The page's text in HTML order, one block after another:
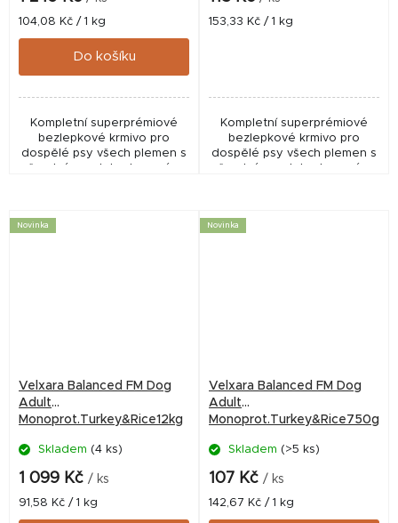
Měrná
cena:
104,08 Kč / 1 kg
Do košíku
Kompletní superprémiové
bezlepkové krmivo pro
dospělé psy všech plemen s
čerstvým a dehydrovaným
Měrná
153,33 Kč / 1 kg
Kompletní superprémiové
bezlepkové krmivo pro
dospělé psy všech plemen s
čerstvým a dehydrovaným
Novinka
Velxara Balanced FM Dog
Adult
Monoprot.Turkey&Rice12kg
Skladem (4 ks)
1 099 Kč / ks
Měrná
cena:
91,58 Kč / 1 kg
Novinka
Velxara Balanced FM Dog
Adult
Monoprot.Turkey&Rice750g
Skladem (>5 ks)
107 Kč / ks
Měrná
cena:
142,67 Kč / 1 kg